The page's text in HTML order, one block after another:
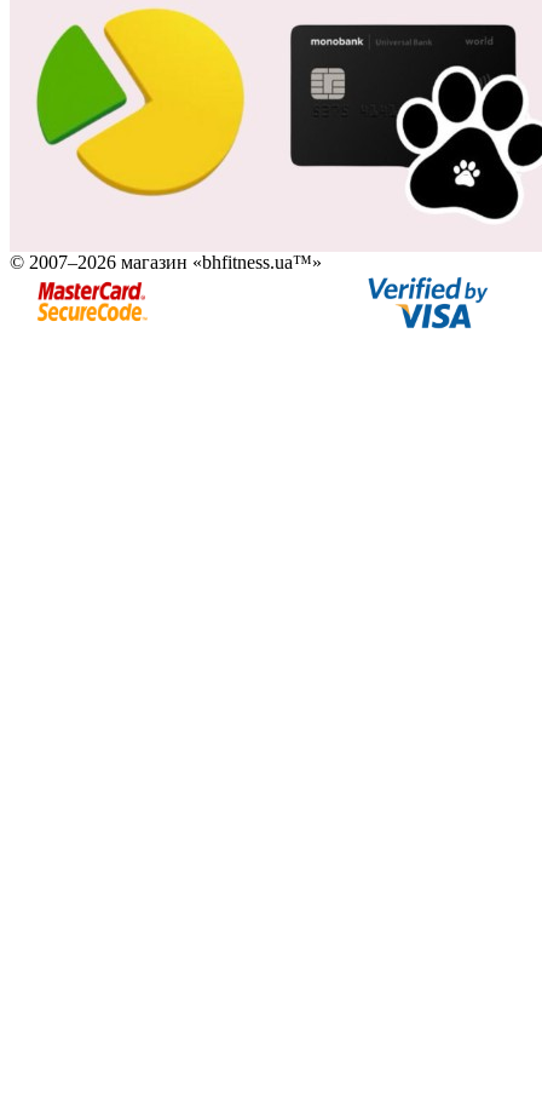
© 2007–2026 магазин «bhfitness.ua™»